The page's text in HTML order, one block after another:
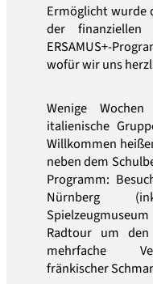
Ermöglicht wurde
der finanziellen
ERSAMUS+-
wofür wir uns
Wenige
italienische
Willkommen
neben dem
Programm:
Nürnberg
Radtour um den
mehrfache
fränkischer